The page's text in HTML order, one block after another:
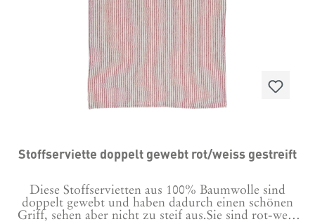
Stoffserviette doppelt gewebt rot/weiss gestreift
Diese Stoffservietten aus 100% Baumwolle sind
doppelt gewebt und haben dadurch einen schönen
Griff, sehen aber nicht zu steif aus.Sie sind rot-weiß